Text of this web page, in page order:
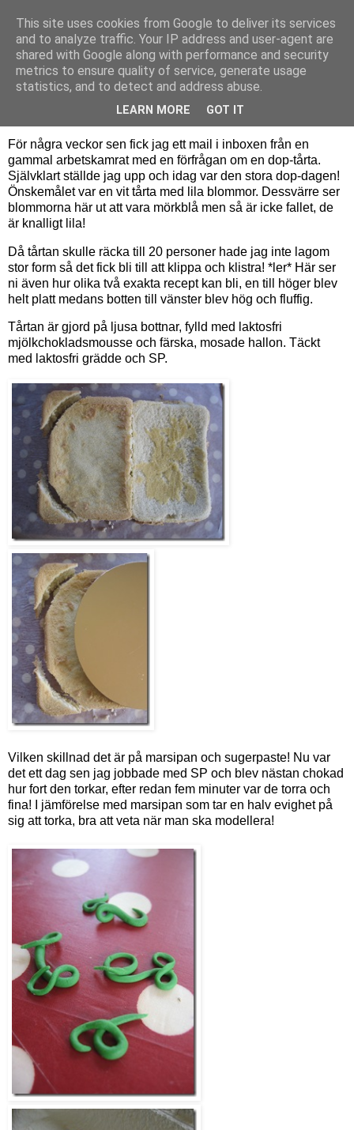
Bagerskan
söndag 29 augusti 2010
Doptårta till Inez
För några veckor sen fick jag ett mail i inboxen från en
gammal arbetskamrat med en förfrågan om en dop-tårta.
Självklart ställde jag upp och idag var den stora dop-dagen!
Önskemålet var en vit tårta med lila blommor. Dessvärre ser
blommorna här ut att vara mörkblå men så är icke fallet, de
är knalligt lila!
Då tårtan skulle räcka till 20 personer hade jag inte lagom
stor form så det fick bli till att klippa och klistra! *ler* Här ser
ni även hur olika två exakta recept kan bli, en till höger blev
helt platt medans botten till vänster blev hög och fluffig.
Tårtan är gjord på ljusa bottnar, fylld med laktosfri
mjölkchokladsmousse och färska, mosade hallon. Täckt
med laktosfri grädde och SP.
Vilken skillnad det är på marsipan och sugerpaste! Nu var
det ett dag sen jag jobbade med SP och blev nästan chokad
hur fort den torkar, efter redan fem minuter var de torra och
fina! I jämförelse med marsipan som tar en halv evighet på
sig att torka, bra att veta när man ska modellera!
This site uses cookies from Google to deliver its services
and to analyze traffic. Your IP address and user-agent are
shared with Google along with performance and security
metrics to ensure quality of service, generate usage
statistics, and to detect and address abuse.
LEARN MORE GOT IT